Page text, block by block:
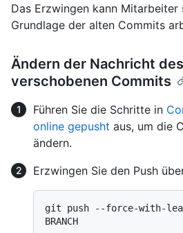
Das Erzwingen kann
Grundlage der alten Commits
Ändern der Nachricht
verschobenen Commits
Führen Sie die Schritte in
online gepusht aus, um die
ändern.
Erzwingen Sie den Push
git push --force-with-